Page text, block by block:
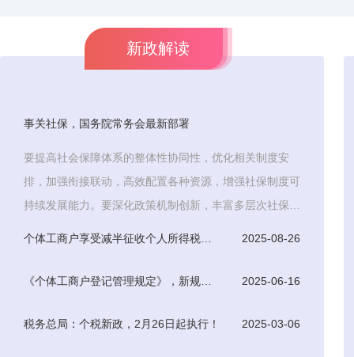
事关社保，国务院常务会最新部署
要提高社会保障体系的整体性协同性，优化相关制度安
排，加强衔接联动，高效配置各种资源，增强社保制度可
持续发展能力。要深化政策机制创新，丰富多层次社保体
2025-08-26
2025-06-16
税务总局：个税新政，2月26日起执行！ 2025-03-06
新政解读